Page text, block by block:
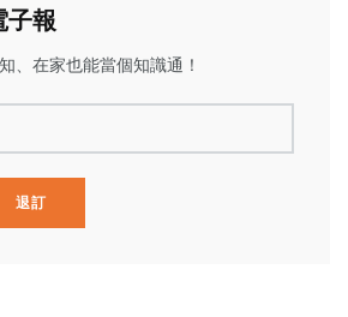
子報
、在家也能當個知識通！
退訂